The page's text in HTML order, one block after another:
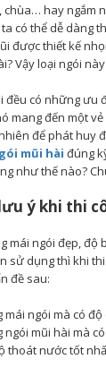
chùa… hay ngắm
có thể dễ dàng
được thiết kế
Vậy loại ngói
đều có những ưu
mang đến một
để phát huy
mũi hài đúng
như thế nào?
ý khi thi
mái ngói đẹp, độ
sử dụng thì khi
đề sau:
mái ngói mà có
mũi hài mà
thoát nước tốt